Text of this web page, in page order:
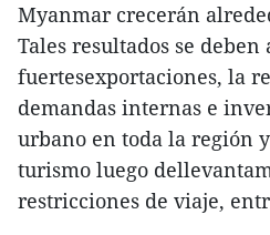
Myanmar crecerán
Tales resultados se deben
fuertesexportaciones, la
demandas internas e
urbano en toda la región
turismo luego
restricciones de viaje,